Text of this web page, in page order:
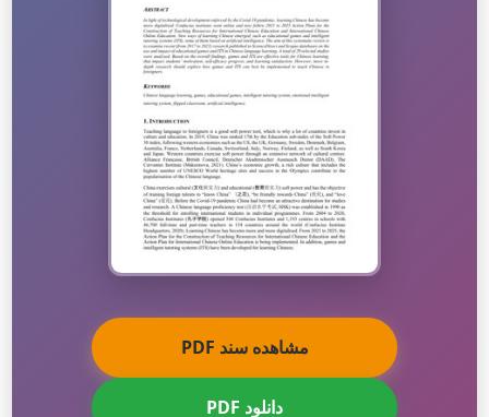
مشاهده سند PDF
دانلود PDF